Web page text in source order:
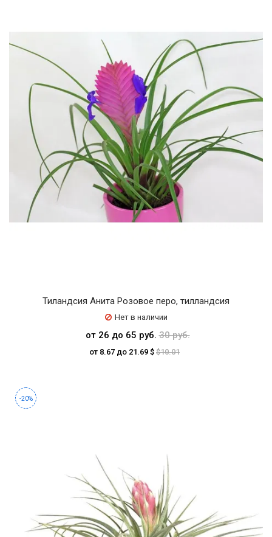
Тиландсия Анита Розовое перо, тилландсия
Нет в наличии
от 26 до 65 руб.30 руб.
от 8.67 до 21.69 $ $10.01
-20%